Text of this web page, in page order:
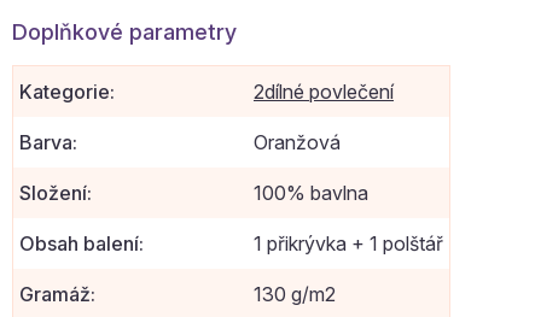
Doplňkové parametry
Kategorie: 2dílné povlečení
Barva: Oranžová
Složení: 100% bavlna
Obsah balení: 1 přikrývka + 1 polštář
Gramáž: 130 g/m2